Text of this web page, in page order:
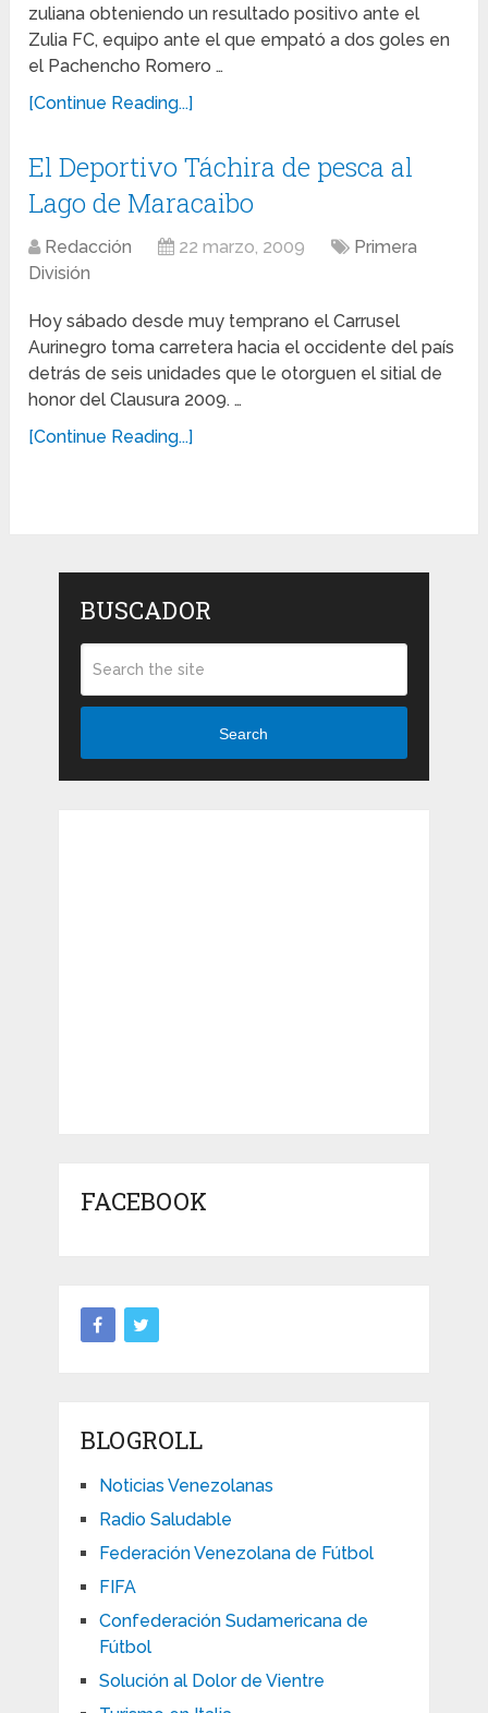
zuliana obteniendo un resultado positivo ante el
Zulia FC, equipo ante el que empató a dos goles en
el Pachencho Romero …
[Continue Reading...]
El Deportivo Táchira de pesca al
Lago de Maracaibo
Redacción 22 marzo, 2009
Primera
División
Hoy sábado desde muy temprano el Carrusel
Aurinegro toma carretera hacia el occidente del país
detrás de seis unidades que le otorguen el sitial de
honor del Clausura 2009. …
[Continue Reading...]
BUSCADOR
Search
FACEBOOK
BLOGROLL
Noticias Venezolanas
Radio Saludable
Federación Venezolana de Fútbol
FIFA
Confederación Sudamericana de
Fútbol
Solución al Dolor de Vientre